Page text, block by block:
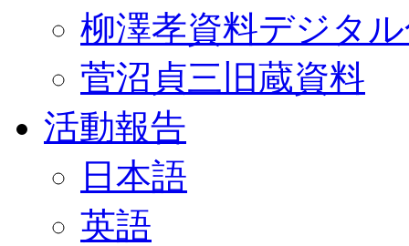
柳澤孝資料デジタ
菅沼貞三旧蔵資料
活動報告
日本語
英語